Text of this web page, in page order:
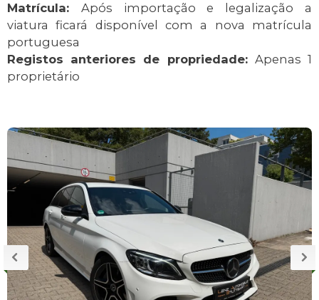
Matrícula: Após importação e legalização a
viatura ficará disponível com a nova matrícula
portuguesa
Registos anteriores de propriedade: Apenas 1
proprietário